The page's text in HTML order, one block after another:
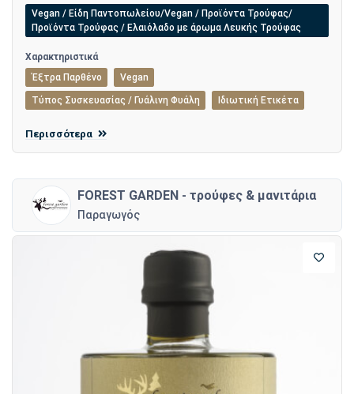
Vegan / Είδη Παντοπωλείου/Vegan / Προϊόντα Τρούφας/
Προϊόντα Τρούφας / Ελαιόλαδο με άρωμα Λευκής Τρούφας
Χαρακτηριστικά
Έξτρα Παρθένο
Vegan
Τύπος Συσκευασίας / Γυάλινη Φυάλη Ιδιωτική Ετικέτα
Περισσότερα
FOREST GARDEN - τρούφες & μανιτάρια
Παραγωγός